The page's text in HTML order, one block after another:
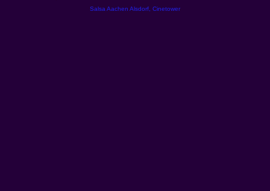
Salsa Aachen Alsdorf, Cinetower